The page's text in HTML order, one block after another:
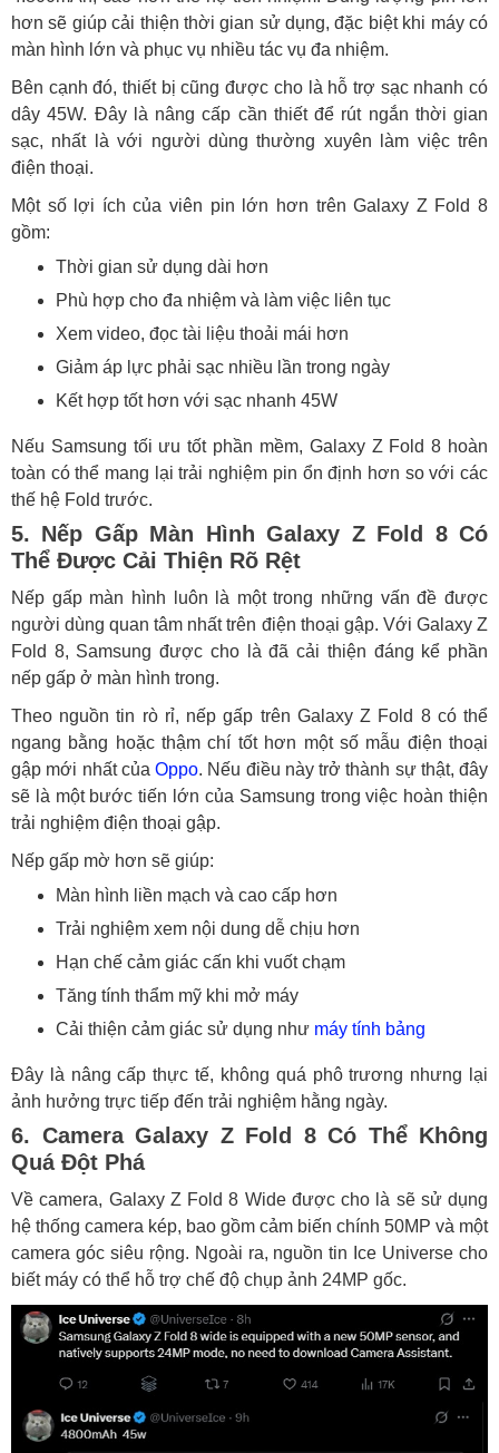
hơn sẽ giúp cải thiện thời gian sử dụng, đặc biệt khi máy có
màn hình lớn và phục vụ nhiều tác vụ đa nhiệm.
Bên cạnh đó, thiết bị cũng được cho là hỗ trợ sạc nhanh có
dây 45W. Đây là nâng cấp cần thiết để rút ngắn thời gian
sạc, nhất là với người dùng thường xuyên làm việc trên
điện thoại.
Một số lợi ích của viên pin lớn hơn trên Galaxy Z Fold 8
gồm:
Thời gian sử dụng dài hơn
Phù hợp cho đa nhiệm và làm việc liên tục
Xem video, đọc tài liệu thoải mái hơn
Giảm áp lực phải sạc nhiều lần trong ngày
Kết hợp tốt hơn với sạc nhanh 45W
Nếu Samsung tối ưu tốt phần mềm, Galaxy Z Fold 8 hoàn
toàn có thể mang lại trải nghiệm pin ổn định hơn so với các
thế hệ Fold trước.
5. Nếp Gấp Màn Hình Galaxy Z Fold 8 Có
Thể Được Cải Thiện Rõ Rệt
Nếp gấp màn hình luôn là một trong những vấn đề được
người dùng quan tâm nhất trên điện thoại gập. Với Galaxy Z
Fold 8, Samsung được cho là đã cải thiện đáng kể phần
nếp gấp ở màn hình trong.
Theo nguồn tin rò rỉ, nếp gấp trên Galaxy Z Fold 8 có thể
ngang bằng hoặc thậm chí tốt hơn một số mẫu điện thoại
gập mới nhất của Oppo. Nếu điều này trở thành sự thật, đây
sẽ là một bước tiến lớn của Samsung trong việc hoàn thiện
trải nghiệm điện thoại gập.
Nếp gấp mờ hơn sẽ giúp:
Màn hình liền mạch và cao cấp hơn
Trải nghiệm xem nội dung dễ chịu hơn
Hạn chế cảm giác cấn khi vuốt chạm
Tăng tính thẩm mỹ khi mở máy
Cải thiện cảm giác sử dụng như máy tính bảng
Đây là nâng cấp thực tế, không quá phô trương nhưng lại
ảnh hưởng trực tiếp đến trải nghiệm hằng ngày.
6. Camera Galaxy Z Fold 8 Có Thể Không
Quá Đột Phá
Về camera, Galaxy Z Fold 8 Wide được cho là sẽ sử dụng
hệ thống camera kép, bao gồm cảm biến chính 50MP và một
camera góc siêu rộng. Ngoài ra, nguồn tin Ice Universe cho
biết máy có thể hỗ trợ chế độ chụp ảnh 24MP gốc.